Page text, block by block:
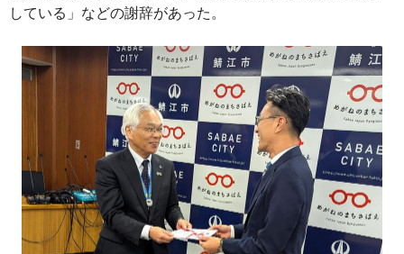
している」などの謝辞があった。